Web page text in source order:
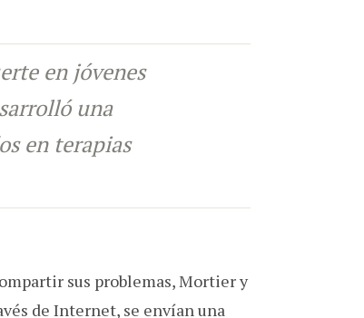
en jóvenes
una
en terapias
sus problemas, Mortier y
de Internet, se envían una